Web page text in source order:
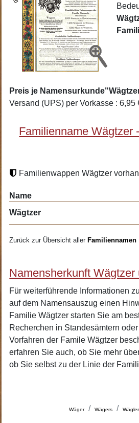
Preis je
Versand (UPS) per Vorkasse :
Familienname Wägtzer
Familienwappen Wägtzer
Name
Wägtzer
Zurück zur Übersicht aller Familiennamen
Namensherkunft
Für weiterführende Informationen
auf dem Namensauszug einen
Familie Wägtzer starten Sie am
Recherchen in Standesämtern
Vorfahren der Famile Wägtzer
erfahren Sie auch, ob Sie mehr
ob Sie selbst zu der Linie der
Wäger Wägers Wägler